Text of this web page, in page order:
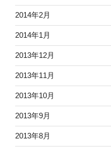
2014年2月
2014年1月
2013年12月
2013年11月
2013年10月
2013年9月
2013年8月